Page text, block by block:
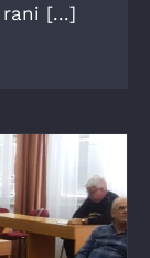
[...]